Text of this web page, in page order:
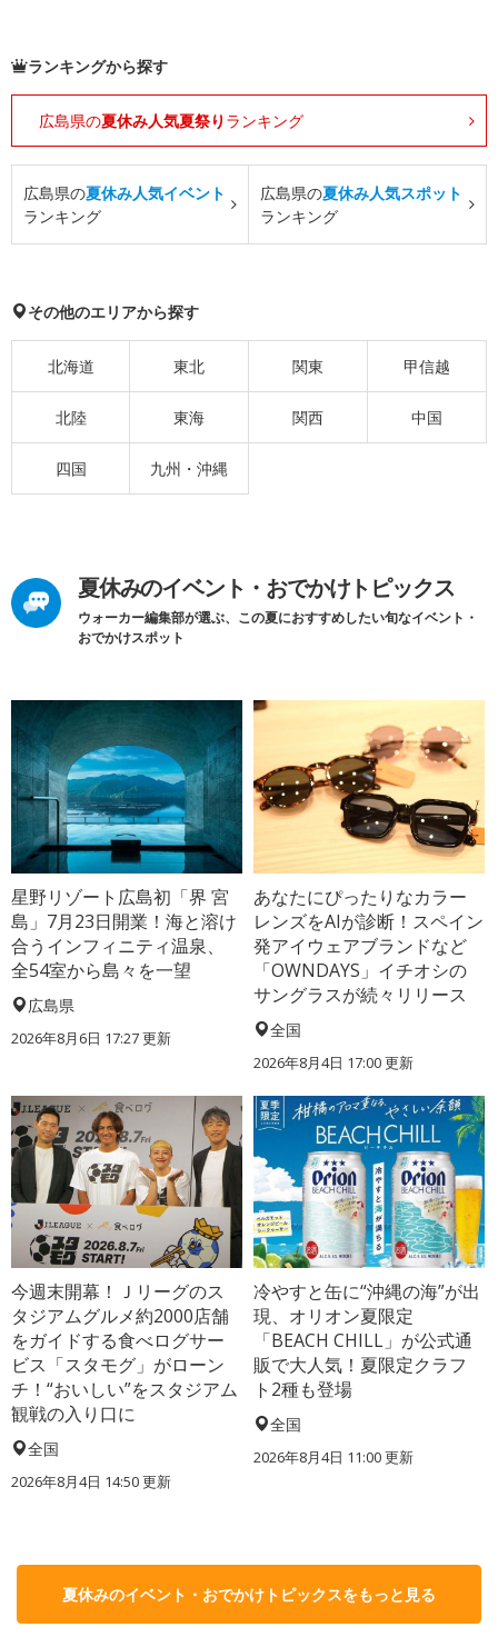
ランキングから探す
広島県の夏休み人気夏祭り ランキング
広島県の夏休み人気イベント
ランキング
広島県の夏休み人気スポット
ランキング
その他のエリアから探す
北海道 東北 関東 甲信越
北陸 東海 関西 中国
四国 九州・沖縄
夏休みのイベント・おでかけトピックス
ウォーカー編集部が選ぶ、この夏におすすめしたい旬なイベント・
おでかけスポット
星野リゾート広島初「界 宮
島」7月23日開業！海と溶け
合うインフィニティ温泉、
全54室から島々を一望
広島県
2026年8月6日 17:27更新
あなたにぴったりなカラー
レンズをAIが診断！スペイン
発アイウェアブランドなど
「OWNDAYS」イチオシの
サングラスが続々リリース
全国
2026年8月4日 17:00更新
今週末開幕！Ｊリーグのス
タジアムグルメ約2000店舗
をガイドする食べログサー
ビス「スタモグ」がローン
チ！“おいしい”をスタジアム
観戦の入り口に
全国
2026年8月4日 14:50更新
冷やすと缶に“沖縄の海”が出
現、オリオン夏限定
「BEACH CHILL」が公式通
販で大人気！夏限定クラフ
ト2種も登場
全国
2026年8月4日 11:00更新
夏休みのイベント・おでかけトピックスをもっと見る